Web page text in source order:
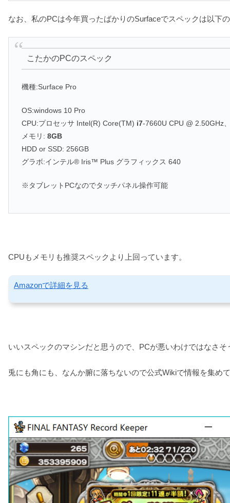
なお、私のPCは今年買ったばかりのSurfaceでスペックは以下
こたかのPCのスペック
機種:Surface Pro
OS:windows 10 Pro
CPU:プロセッサ Intel(R) Core(TM) i7-7660U CPU @ 2.50GHz
メモリ:8GB
HDD or SSD: 256GB
グラボ:インテル® Iris™ Plus グラフィックス 640
※タブレットPCなのでタッチパネル操作可能
CPUもメモリも推奨スペックより上回っています。
Amazonで詳細を見る
いいスペックのマシンだと思うので、PCが悪いわけではなさ
兎にも角にも、なんか腑に落ちないので公式Wikiで情報を集め